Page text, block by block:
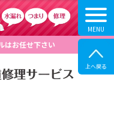
はお任せ下さい